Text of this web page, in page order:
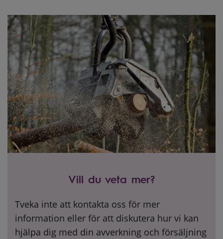
Vill du veta mer?
Tveka inte att kontakta oss för mer
information eller för att diskutera hur vi kan
hjälpa dig med din avverkning och försäljning